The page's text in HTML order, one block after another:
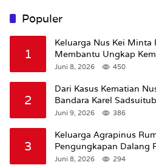
Populer
1
Keluarga Nus Kei Minta
Membantu Ungkap
Juni 8, 2026 450
2
Dari Kasus Kematian
Bandara Karel
Dipertanyakan
Juni 9, 2026 386
3
Keluarga Agrapinus
Pengungkapan Dalang
Kasus ke Komisi III DPR
Juni 8, 2026 294